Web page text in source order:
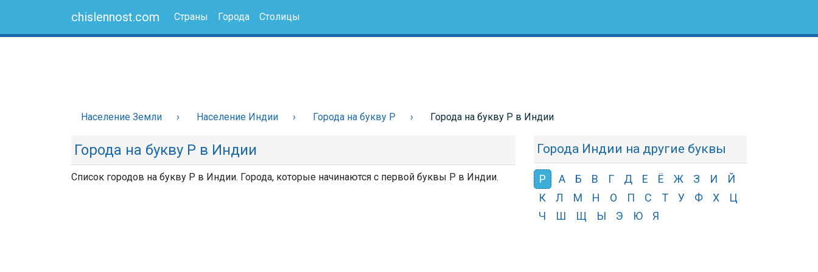
chislennost.com Страны Города Столицы
Население Земли Население Индии Города на букву Р Города на букву Р в Индии
Города на букву Р в Индии
Список городов на букву Р в Индии. Города, которые начинаются с первой буквы Р в Индии.
Города Индии на другие буквы
Р А Б В Г Д Е Ё Ж З И
Й
К
Л М Н О П С Т У Ф Х
Ц
Ч
Ш Щ Ы Э Ю Я